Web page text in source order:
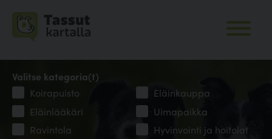
Valitse kategoria(t)
Koirapuisto
Eläinkauppa
Eläinlääkäri
Uimapaikka
Ravintola
Hyvinvointi ja hoitolat